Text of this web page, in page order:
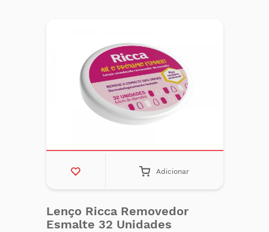
Adicionar
Lenço Ricca Removedor
Esmalte 32 Unidades